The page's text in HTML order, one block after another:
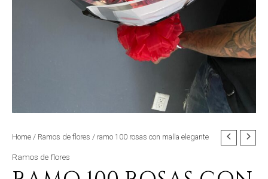
Home / Ramos de flores / ramo 100 rosas con malla elegante
Ramos de flores